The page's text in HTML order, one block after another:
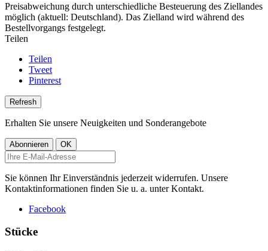
Preisabweichung durch unterschiedliche Besteuerung des Ziellandes
möglich (aktuell: Deutschland). Das Zielland wird während des
Bestellvorgangs festgelegt.
Teilen
Teilen
Tweet
Pinterest
Erhalten Sie unsere Neuigkeiten und Sonderangebote
Sie können Ihr Einverständnis jederzeit widerrufen. Unsere
Kontaktinformationen finden Sie u. a. unter Kontakt.
Facebook
Stücke